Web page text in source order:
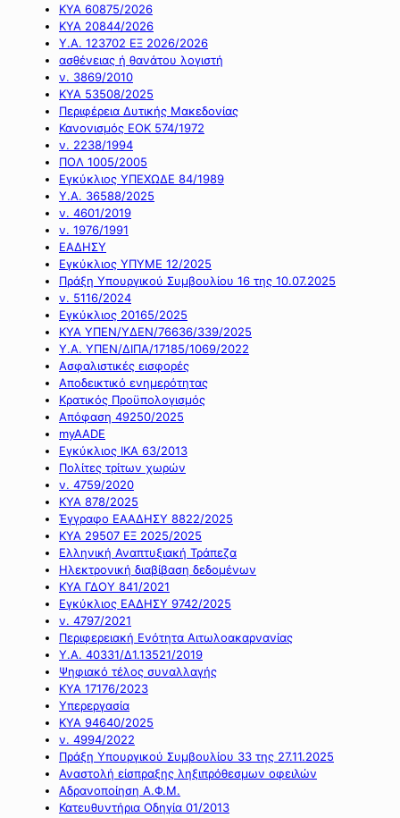
ΚΥΑ 60875/2026
ΚΥΑ 20844/2026
Υ.Α. 123702 ΕΞ 2026/2026
ασθένειας ή θανάτου λογιστή
ν. 3869/2010
ΚΥΑ 53508/2025
Περιφέρεια Δυτικής Μακεδονίας
Κανονισμός ΕΟΚ 574/1972
ν. 2238/1994
ΠΟΛ 1005/2005
Εγκύκλιος ΥΠΕΧΩΔΕ 84/1989
Υ.Α. 36588/2025
ν. 4601/2019
ν. 1976/1991
ΕΑΔΗΣΥ
Εγκύκλιος ΥΠΥΜΕ 12/2025
Πράξη Υπουργικού Συμβουλίου 16 της 10.07.2025
ν. 5116/2024
Εγκύκλιος 20165/2025
ΚΥΑ ΥΠΕΝ/ΥΔΕΝ/76636/339/2025
Υ.Α. ΥΠΕΝ/ΔΙΠΑ/17185/1069/2022
Ασφαλιστικές εισφορές
Αποδεικτικό ενημερότητας
Κρατικός Προϋπολογισμός
Απόφαση 49250/2025
myAADE
Εγκύκλιος ΙΚΑ 63/2013
Πολίτες τρίτων χωρών
ν. 4759/2020
ΚΥΑ 878/2025
Έγγραφο ΕΑΑΔΗΣΥ 8822/2025
ΚΥΑ 29507 ΕΞ 2025/2025
Ελληνική Αναπτυξιακή Τράπεζα
Ηλεκτρονική διαβίβαση δεδομένων
ΚΥΑ ΓΔΟΥ 841/2021
Εγκύκλιος ΕΑΔΗΣΥ 9742/2025
ν. 4797/2021
Περιφερειακή Ενότητα Αιτωλοακαρνανίας
Υ.Α. 40331/Δ1.13521/2019
Ψηφιακό τέλος συναλλαγής
ΚΥΑ 17176/2023
Υπερεργασία
ΚΥΑ 94640/2025
ν. 4994/2022
Πράξη Υπουργικού Συμβουλίου 33 της 27.11.2025
Αναστολή είσπραξης ληξιπρόθεσμων οφειλών
Αδρανοποίηση Α.Φ.Μ.
Κατευθυντήρια Οδηγία 01/2013